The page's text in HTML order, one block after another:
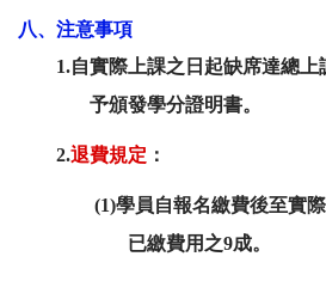
八、注意事項
1.自實際上課之日起缺席達總
予頒發學分證明書。
2.退費規定 ：
(1)學員自報名繳費後至實
已繳費用之9成。